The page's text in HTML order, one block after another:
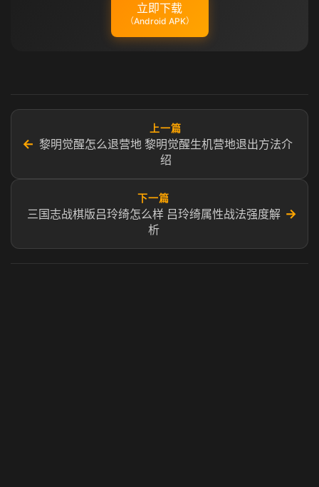
立即下载
（Android APK）
←
上一篇
黎明觉醒怎么退营地 黎明觉醒生机营地退出方法介
绍
下一篇
三国志战棋版吕玲绮怎么样 吕玲绮属性战法强度解
析​
→